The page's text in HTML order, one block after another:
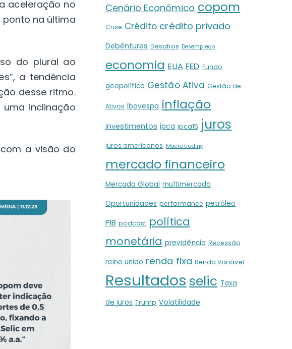
aceleração no
na última
do plural ao
a tendência
desse ritmo.
inclinação
a visão do
Cenário Econômico copom
Crise Crédito crédito privado
Debêntures Desafios Desemprego
economia EUA FED Fundo
geopolítica Gestão Ativa Gestão de
Ativos Ibovespa inflação
investimentos ipca ipca15 juros
juros americanos Macro trading
mercado financeiro
Mercado Global multimercado
Oportunidades performance petróleo
PIB podcast política
monetária previdência Recessão
reino unido renda fixa Renda Variável
Resultados selic Taxa
de juros Trump Volatilidade